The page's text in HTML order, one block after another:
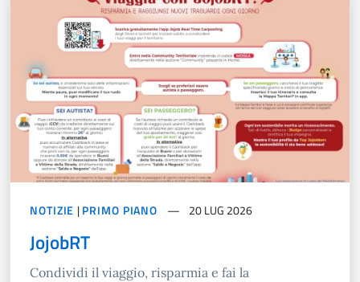
NOTIZIE |PRIMO PIANO 20 LUG 2026
JojobRT
Condividi il viaggio, risparmia e fai la